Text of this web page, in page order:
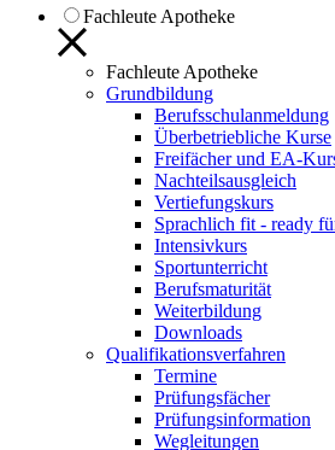
Fachleute Apotheke
Fachleute Apotheke
Grundbildung
Berufsschulanmeldung
Überbetriebliche Kurse
Freifächer und EA-
Nachteilsausgleich
Vertiefungskurs
Sprachlich fit - ready
Intensivkurs
Sportunterricht
Berufsmaturität
Weiterbildung
Downloads
Qualifikationsverfahren
Termine
Prüfungsfächer
Prüfungsinformation
Wegleitungen